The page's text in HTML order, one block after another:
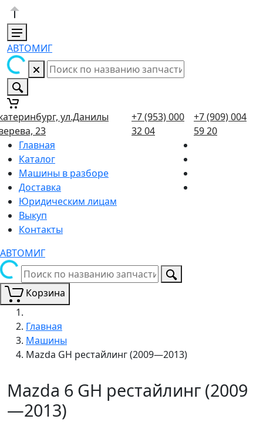
АВТОМИГ
ул.Данилы
23
+7 (953) 000
32 04
+7 (909) 004
59 20
Главная
Каталог
Машины в разборе
Доставка
Юридическим лицам
Выкуп
Контакты
АВТОМИГ
Корзина
Главная
Машины
Mazda GH рестайлинг (2009—2013)
Mazda 6 GH рестайлинг (2009
—2013)